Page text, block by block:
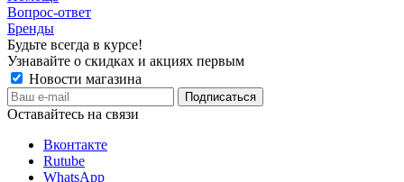
Вопрос-ответ
Бренды
Будьте всегда в курсе!
Узнавайте о скидках и акциях первым
Новости магазина
Оставайтесь на связи
Вконтакте
Rutube
WhatsApp